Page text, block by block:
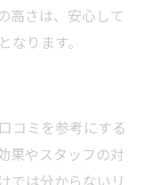
高さは、安心して
ります。
コミを参考にする
果やスタッフの対
では分からないリ